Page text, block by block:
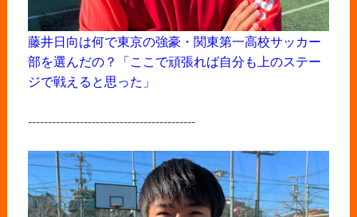
藤井日向は何で東京の強豪・関東第一高校サッカー
部を選んだの？「ここで頑張れば自分も上のステー
ジで戦えると思った」
------------------------------------------